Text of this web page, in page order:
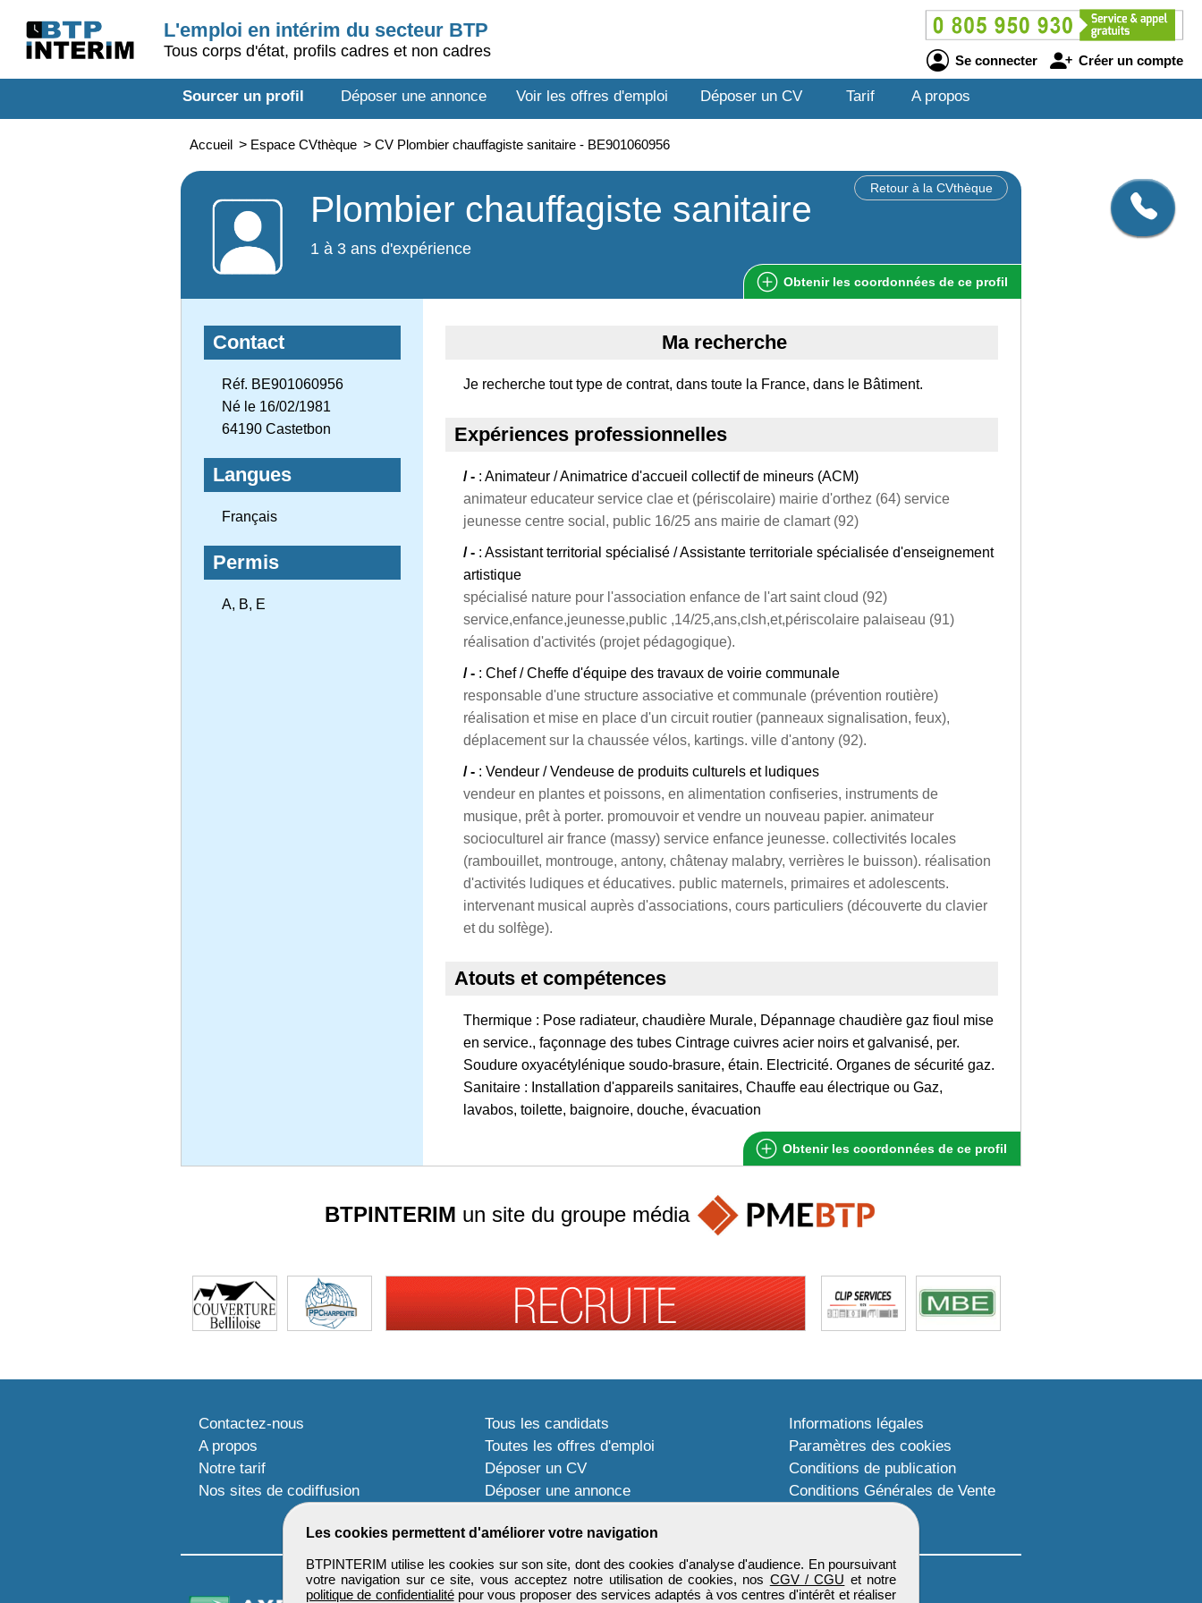
L'emploi en intérim du secteur BTP
Tous corps d'état, profils cadres et non cadres
Se connecter Créer un compte
Sourcer un profil Déposer une annonce Voir les offres d'emploi Déposer un CV Tarif A propos
Accueil > Espace CVthèque > CV Plombier chauffagiste sanitaire - BE901060956
Retour à la CVthèque
Plombier chauffagiste sanitaire
1 à 3 ans d'expérience
Obtenir les coordonnées de ce profil
Contact
Réf. BE901060956
Né le 16/02/1981
64190 Castetbon
Langues
Français
Permis
A, B, E
Ma recherche
Je recherche tout type de contrat, dans toute la France, dans le Bâtiment.
Expériences professionnelles
/ - : Animateur / Animatrice d'accueil collectif de mineurs (ACM)
animateur educateur service clae et (périscolaire) mairie d'orthez (64) service
jeunesse centre social, public 16/25 ans mairie de clamart (92)
/ - : Assistant territorial spécialisé / Assistante territoriale spécialisée d'enseignement
artistique
spécialisé nature pour l'association enfance de l'art saint cloud (92)
service,enfance,jeunesse,public ,14/25,ans,clsh,et,périscolaire palaiseau (91)
réalisation d'activités (projet pédagogique).
/ - : Chef / Cheffe d'équipe des travaux de voirie communale
responsable d'une structure associative et communale (prévention routière)
réalisation et mise en place d'un circuit routier (panneaux signalisation, feux),
déplacement sur la chaussée vélos, kartings. ville d'antony (92).
/ - : Vendeur / Vendeuse de produits culturels et ludiques
vendeur en plantes et poissons, en alimentation confiseries, instruments de
musique, prêt à porter. promouvoir et vendre un nouveau papier. animateur
socioculturel air france (massy) service enfance jeunesse. collectivités locales
(rambouillet, montrouge, antony, châtenay malabry, verrières le buisson). réalisation
d'activités ludiques et éducatives. public maternels, primaires et adolescents.
intervenant musical auprès d'associations, cours particuliers (découverte du clavier
et du solfège).
Atouts et compétences
Thermique : Pose radiateur, chaudière Murale, Dépannage chaudière gaz fioul mise
en service., façonnage des tubes Cintrage cuivres acier noirs et galvanisé, per.
Soudure oxyacétylénique soudo-brasure, étain. Electricité. Organes de sécurité gaz.
Sanitaire : Installation d'appareils sanitaires, Chauffe eau électrique ou Gaz,
lavabos, toilette, baignoire, douche, évacuation
Obtenir les coordonnées de ce profil
Les cookies permettent d'améliorer votre navigation
BTPINTERIM utilise les cookies sur son site, dont des cookies d'analyse d'audience. En poursuivant
votre navigation sur ce site, vous acceptez notre utilisation de cookies, nos CGV / CGU et notre
politique de confidentialitépour vous proposer des services adaptés à vos centres d'intérêt et réaliser
BTPINTERIM un site du groupe média
Contactez-nous
A propos
Notre tarif
Nos sites de codiffusion
Tous les candidats
Toutes les offres d'emploi
Déposer un CV
Déposer une annonce
Informations légales
Paramètres des cookies
Conditions de publication
Conditions Générales de Vente